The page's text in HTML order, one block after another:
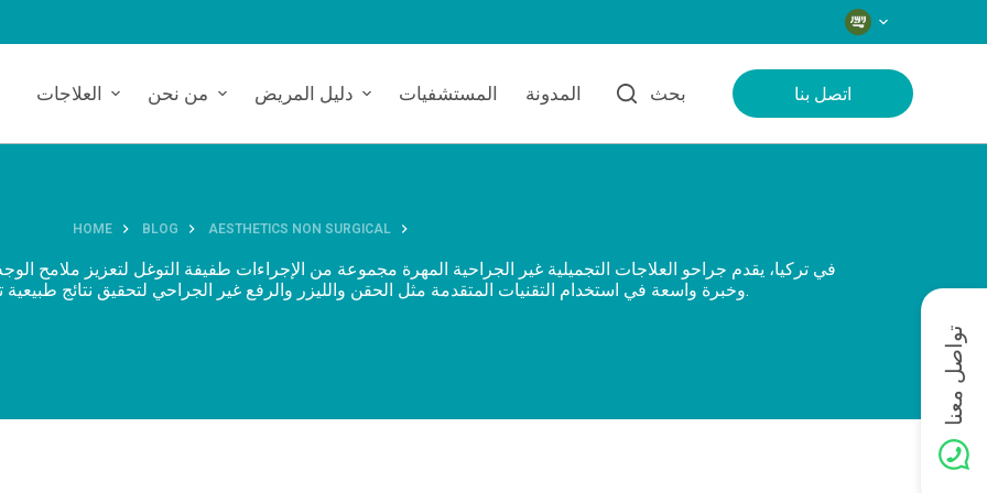
اللغات
العلاجات من نحن دليل المريض المستشفيات المدونة بحث اتصل بنا
HOME BLOG AESTHETICS NON SURGICAL
في تركيا، يقدم جراحو العلاجات التجميلية غير الجراحية المهرة مجموعة من الإجراءات طفيفة التوغل لتعزيز ملامح
وخبرة واسعة في استخدام التقنيات المتقدمة مثل الحقن والليزر والرفع غير الجراحي لتحقيق نتائج طبيعية تتناسب مع أهداف كل مريض الفريدة.
تواصل معنا